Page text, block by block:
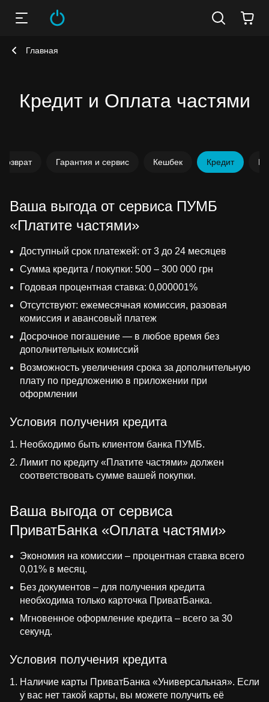
Главная
Кредит и Оплата частями
Гарантия и сервис Кешбек Кредит
Ваша выгода от сервиса ПУМБ
«Платите частями»
Доступный срок платежей: от 3 до 24 месяцев
Сумма кредита / покупки: 500 – 300 000 грн
Годовая процентная ставка: 0,000001%
Отсутствуют: ежемесячная комиссия, разовая
комиссия и авансовый платеж
Досрочное погашение — в любое время без
дополнительных комиссий
Возможность увеличения срока за дополнительную
плату по предложению в приложении при
оформлении
Условия получения кредита
Необходимо быть клиентом банка ПУМБ.
Лимит по кредиту «Платите частями» должен
соответствовать сумме вашей покупки.
Ваша выгода от сервиса
ПриватБанка «Оплата частями»
Экономия на комиссии – процентная ставка всего
0,01% в месяц.
Без документов – для получения кредита
необходима только карточка ПриватБанка.
Мгновенное оформление кредита – всего за 30
секунд.
Условия получения кредита
Наличие карты ПриватБанка «Универсальная». Если
у вас нет такой карты, вы можете получить её